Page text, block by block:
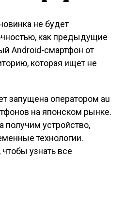
не будет
как предыдущие
Android-смартфон от
которая ищет не
запущена оператором au
на японском рынке.
получим устройство,
технологии.
узнать все